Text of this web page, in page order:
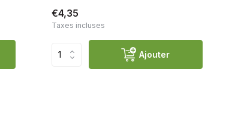
€4,35
Taxes incluses
Ajouter